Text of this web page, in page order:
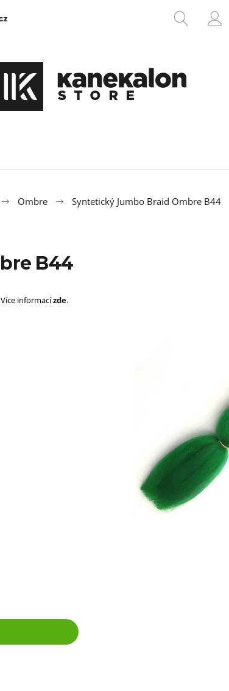
HLEDAT
Ombre Syntetický Jumbo Braid Ombre B44
B44
informacízde.
najít?
1